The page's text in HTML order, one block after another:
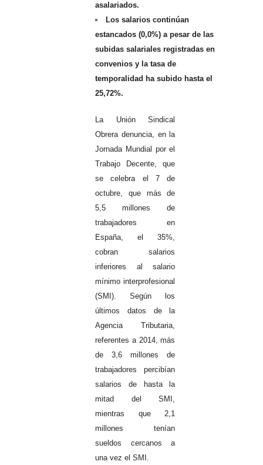
asalariados.
Los salarios continúan
estancados (0,0%) a pesar de las
subidas salariales registradas en
convenios y la tasa de
temporalidad ha subido hasta el
25,72%.
La Unión Sindical
Obrera denuncia, en la
Jornada Mundial por el
Trabajo Decente, que
se celebra el 7 de
octubre, que más de
5,5 millones de
trabajadores en
España, el 35%,
cobran salarios
inferiores al salario
mínimo interprofesional
(SMI). Según los
últimos datos de la
Agencia Tributaria,
referentes a 2014, más
de 3,6 millones de
trabajadores percibían
salarios de hasta la
mitad del SMI,
mientras que 2,1
millones tenían
sueldos cercanos a
una vez el SMI.